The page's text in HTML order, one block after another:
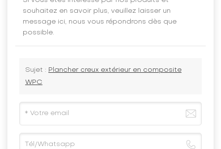
souhaitez en savoir plus, veuillez laisser un
message ici, nous vous répondrons dès que
possible.
Sujet : Plancher creux extérieur en composite
WPC